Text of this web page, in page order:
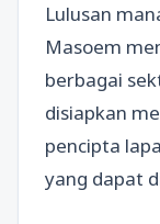
Lulusan
Masoem
berbagai
disiapkan
pencipta
yang dapat